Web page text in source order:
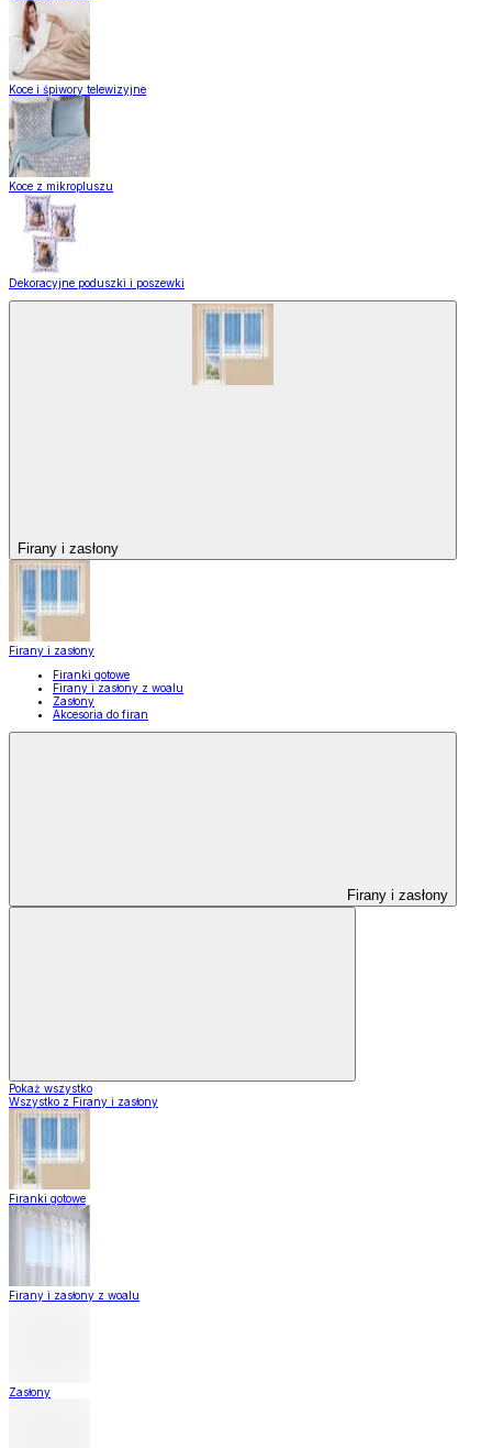
Koce i śpiwory telewizyjne
Koce z mikropluszu
Dekoracyjne poduszki i poszewki
Firany i zasłony
Firany i zasłony
Firanki gotowe
Firany i zasłony z woalu
Zasłony
Akcesoria do firan
Firany i zasłony
Pokaż wszystko
Wszystko z Firany i zasłony
Firanki gotowe
Firany i zasłony z woalu
Zasłony